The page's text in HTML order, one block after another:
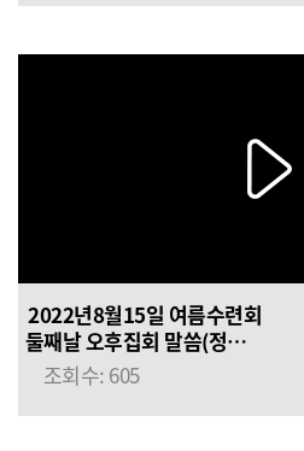
2022년8월15일 여름수련회
둘째날 오후집회 말씀(정의호
목사님) 많은 죄 사함, 많은
사랑
조회수: 605